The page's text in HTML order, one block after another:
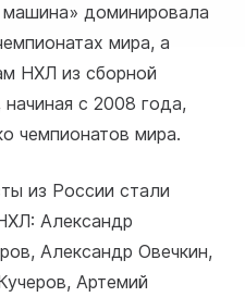
доминировала
мира, а
НХЛ из сборной
с 2008 года,
чемпионатов мира.
из России стали
Александр
Александр Овечкин,
Артемий